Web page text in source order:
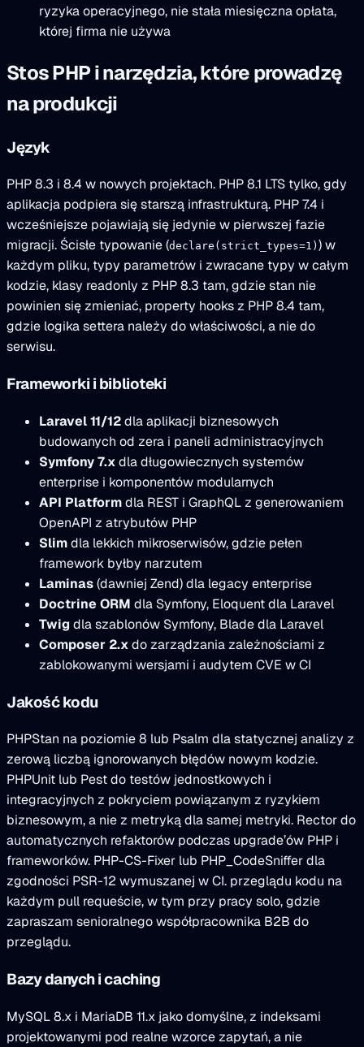
ryzyka operacyjnego, nie stała miesięczna opłata,
której firma nie używa
Stos PHP i narzędzia, które prowadzę
na produkcji
Język
PHP 8.3 i 8.4 w nowych projektach. PHP 8.1 LTS tylko, gdy
aplikacja podpiera się starszą infrastrukturą. PHP 7.4 i
wcześniejsze pojawiają się jedynie w pierwszej fazie
migracji. Ścisłe typowanie (declare(strict_types=1) ) w
każdym pliku, typy parametrów i zwracane typy w całym
kodzie, klasy readonly z PHP 8.3 tam, gdzie stan nie
powinien się zmieniać, property hooks z PHP 8.4 tam,
gdzie logika settera należy do właściwości, a nie do
serwisu.
Frameworki i biblioteki
Laravel 11/12dla aplikacji biznesowych
budowanych od zera i paneli administracyjnych
Symfony 7.xdla długowiecznych systemów
enterprise i komponentów modularnych
API Platformdla REST i GraphQL z generowaniem
OpenAPI z atrybutów PHP
Slimdla lekkich mikroserwisów, gdzie pełen
framework byłby narzutem
Laminas(dawniej Zend) dla legacy enterprise
Doctrine ORM dla Symfony, Eloquent dla Laravel
Twig dla szablonów Symfony, Blade dla Laravel
Composer 2.xdo zarządzania zależnościami z
zablokowanymi wersjami i audytem CVE w CI
Jakość kodu
PHPStan na poziomie 8 lub Psalm dla statycznej analizy z
zerową liczbą ignorowanych błędów nowym kodzie.
PHPUnit lub Pest do testów jednostkowych i
integracyjnych z pokryciem powiązanym z ryzykiem
biznesowym, a nie z metryką dla samej metryki. Rector do
automatycznych refaktorów podczas upgrade’ów PHP i
frameworków. PHP-CS-Fixer lub PHP_CodeSniffer dla
zgodności PSR-12 wymuszanej w CI. przeglądu kodu na
każdym pull requeście, w tym przy pracy solo, gdzie
zapraszam senioralnego współpracownika B2B do
przeglądu.
Bazy danych i caching
MySQL 8.x i MariaDB 11.x jako domyślne, z indeksami
projektowanymi pod realne wzorce zapytań, a nie